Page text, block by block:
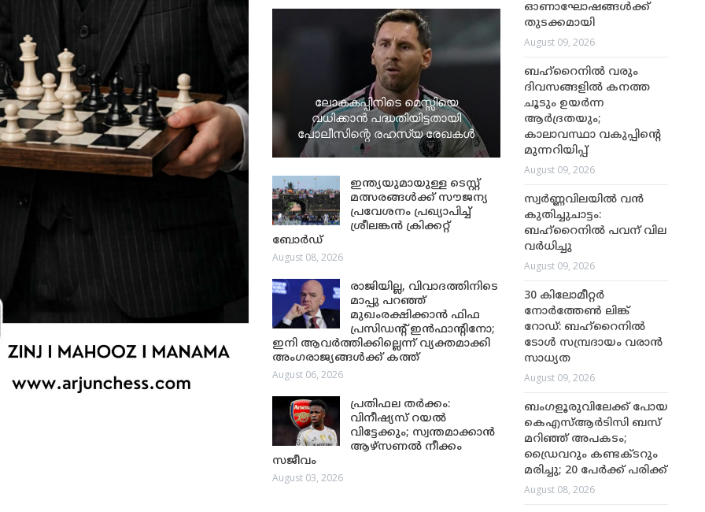
ലോകകപ്പിനിടെ മെസ്സിയെ
വധിക്കാൻ പദ്ധതിയിട്ടതായി
പോലീസിന്റെ രഹസ്യ രേഖകൾ
ഇന്ത്യയുമായുള്ള ടെസ്റ്റ്
മത്സരങ്ങൾക്ക് സൗജന്യ
പ്രവേശനം പ്രഖ്യാപിച്ച്
ശ്രീലങ്കൻ ക്രിക്കറ്റ്
ബോർഡ്
August 08, 2026
രാജിയില്ല, വിവാദത്തിനിടെ
മാപ്പു പറഞ്ഞ്
മുഖംരക്ഷിക്കാൻ ഫിഫ
പ്രസിഡന്റ് ഇൻഫാന്റിനോ;
ഇനി ആവർത്തിക്കില്ലെന്ന് വ്യക്തമാക്കി
അംഗരാജ്യങ്ങൾക്ക് കത്ത്
August 06, 2026
പ്രതിഫല തർക്കം:
വിനീഷ്യസ് റയൽ
വിട്ടേക്കും; സ്വന്തമാക്കാൻ
ആഴ്സണൽ നീക്കം
സജീവം
August 03, 2026
ഓണാഘോഷങ്ങൾക്ക്
തുടക്കമായി
August 09, 2026
ബഹ്‌റൈനിൽ വരും
ദിവസങ്ങളിൽ കനത്ത
ചൂടും ഉയർന്ന
ആർദ്രതയും;
കാലാവസ്ഥാ വകുപ്പിന്റെ
മുന്നറിയിപ്പ്
August 09, 2026
സ്വർണ്ണവിലയിൽ വൻ
കുതിച്ചുചാട്ടം:
ബഹ്‌റൈനിൽ പവന് വില
വർധിച്ചു
August 09, 2026
30 കിലോമീറ്റർ
നോർത്തേൺ ലിങ്ക്
റോഡ്: ബഹ്‌റൈനിൽ
ടോൾ സമ്പ്രദായം വരാൻ
സാധ്യത
August 09, 2026
ബംഗളൂരുവിലേക്ക് പോയ
കെഎസ്ആർടിസി ബസ്
മറിഞ്ഞ് അപകടം;
ഡ്രൈവറും കണ്ടക്ടറും
മരിച്ചു; 20 പേർക്ക് പരിക്ക്
August 08, 2026